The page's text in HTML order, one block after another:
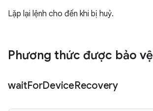
Lặp lại lệnh cho đến khi bị huỷ.
Phương thức được bảo vệ
waitForDeviceRecovery